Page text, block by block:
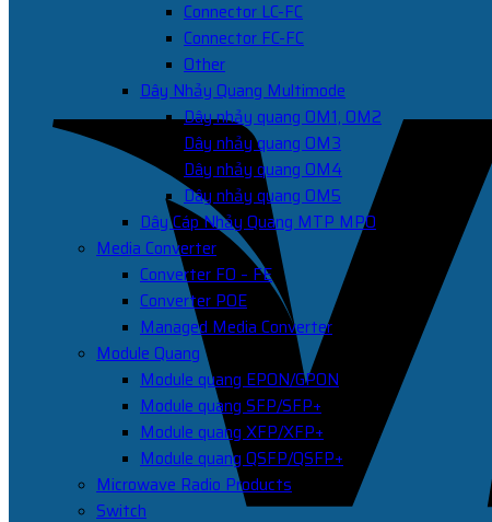
Connector LC-FC
Connector FC-FC
Other
Dây Nhảy Quang Multimode
Dây nhảy quang OM1, OM2
Dây nhảy quang OM3
Dây nhảy quang OM4
Dây nhảy quang OM5
Dây Cáp Nhảy Quang MTP MPO
Media Converter
Converter FO – FE
Converter POE
Managed Media Converter
Module Quang
Module quang EPON/GPON
Module quang SFP/SFP+
Module quang XFP/XFP+
Module quang QSFP/QSFP+
Microwave Radio Products
Switch